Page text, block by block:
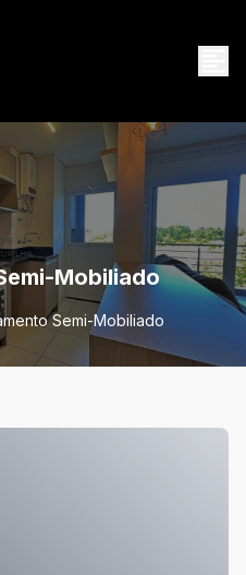
Mobiliado
Semi-Mobiliado